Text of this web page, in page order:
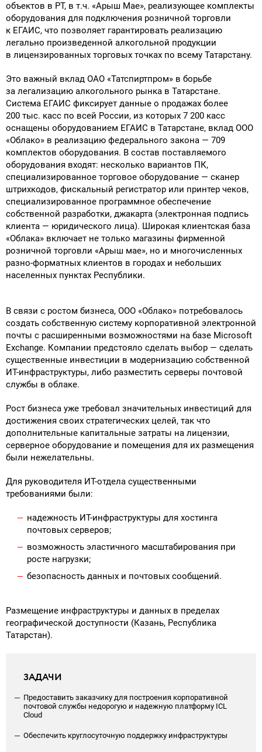
Поставка программного обеспечения и оборудования
объектов в РТ, в т.ч. «Арыш Мае», реализующее комплекты
оборудования для подключения розничной торговли
к ЕГАИС, что позволяет гарантировать реализацию
легально произведенной алкогольной продукции
в лицензированных торговых точках по всему Татарстану.
Это важный вклад ОАО «Татспиртпром» в борьбе
за легализацию алкогольного рынка в Татарстане.
Система ЕГАИС фиксирует данные о продажах более
200 тыс. касс по всей России, из которых 7 200 касс
оснащены оборудованием ЕГАИС в Татарстане, вклад ООО
«Облако» в реализацию федерального закона — 709
комплектов оборудования. В состав поставляемого
оборудования входят: несколько вариантов ПК,
специализированное торговое оборудование — сканер
штрихкодов, фискальный регистратор или принтер чеков,
специализированное программное обеспечение
собственной разработки, джакарта (электронная подпись
клиента — юридического лица). Широкая клиентская база
«Облака» включает не только магазины фирменной
розничной торговли «Арыш мае», но и многочисленных
разно-форматных клиентов в городах и небольших
населенных пунктах Республики.
В связи с ростом бизнеса, ООО «Облако» потребовалось
создать собственную систему корпоративной электронной
почты с расширенными возможностями на базе Microsoft
Exchange. Компании предстояло сделать выбор — сделать
существенные инвестиции в модернизацию собственной
ИТ-инфраструктуры, либо разместить серверы почтовой
службы в облаке.
Рост бизнеса уже требовал значительных инвестиций для
достижения своих стратегических целей, так что
дополнительные капитальные затраты на лицензии,
серверное оборудование и помещения для их размещения
были нежелательны.
Для руководителя ИТ-отдела существенными
требованиями были:
надежность ИТ-инфраструктуры для хостинга
почтовых серверов;
возможность эластичного масштабирования при
росте нагрузки;
безопасность данных и почтовых сообщений.
Размещение инфраструктуры и данных в пределах
географической доступности (Казань, Республика
Татарстан).
ЗАДАЧИ
Предоставить заказчику для построения корпоративной
почтовой службы недорогую и надежную платформу ICL
Cloud
Обеспечить круглосуточную поддержку инфраструктуры